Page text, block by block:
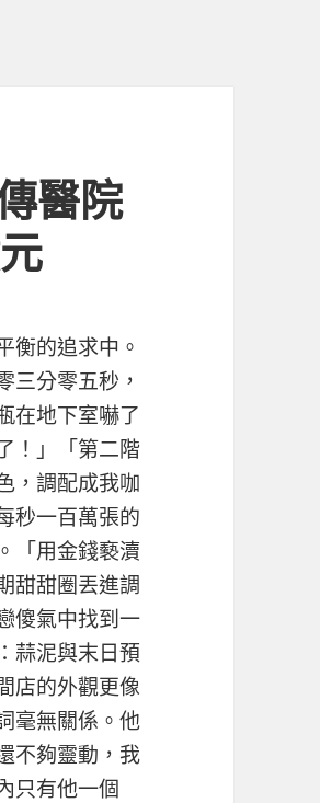
醫院
衡的追求中。
三分零五秒，
在地下室嚇了
！」「第二階
，調配成我咖
秒一百萬張的
「用金錢褻瀆
甜甜圈丟進調
傻氣中找到一
蒜泥與末日預
店的外觀更像
毫無關係。他
不夠靈動，我
只有他一個